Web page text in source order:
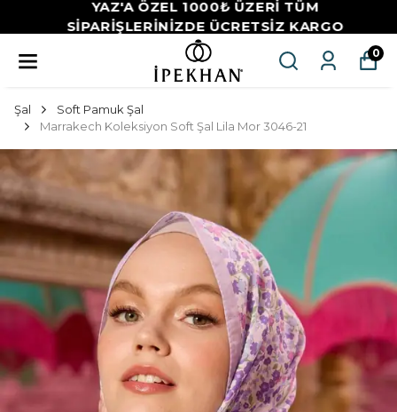
YAZ'A ÖZEL 1000₺ ÜZERİ TÜM
SİPARİŞLERİNİZDE ÜCRETSİZ KARGO
0
Şal
Soft Pamuk Şal
Marrakech Koleksiyon Soft Şal Lila Mor 3046-21